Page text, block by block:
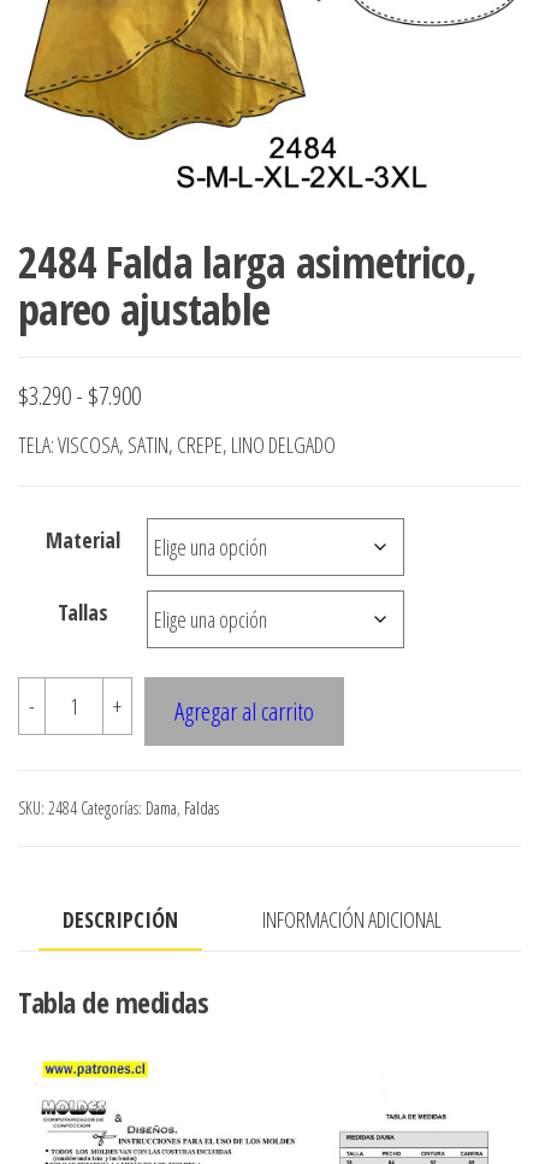
accumark ,
ropa,
Graduaciones,
pdf, Moldes
Accumark
Chile.
2484 Falda larga asimetrico,
pareo ajustable
$3.290- $7.900Rango
de
desde
$3.290
hasta
$7.900
TELA: VISCOSA, SATIN, CREPE, LINO DELGADO
Material
Tallas
-
2484
Falda
asimetrico,
+ Agregar al carrito
SKU: 2484 Categorías: Dama, Faldas
DESCRIPCIÓN INFORMACIÓN ADICIONAL
Tabla de medidas